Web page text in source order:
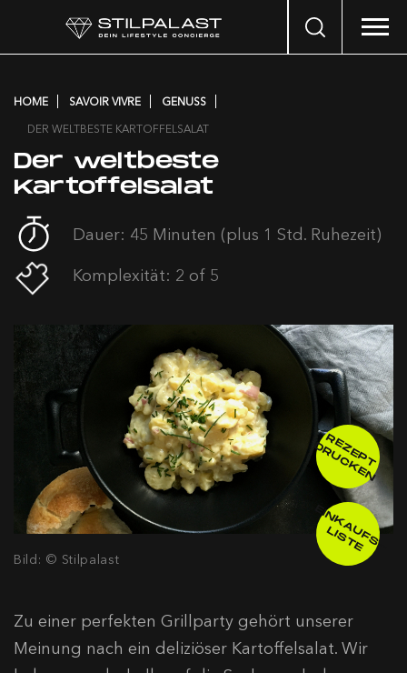
Search
HOME SAVOIR VIVRE
GENUSS
DER WELTBESTE KARTOFFELSALAT
Der weltbeste
Kartoffelsalat
Dauer: 45 Minuten (plus 1 Std. Ruhezeit)
Komplexität: 2 of 5
Bild: © Stilpalast
R
E
Z
E
P
T
D
R
U
C
K
E
N
E
IN
K
A
U
F
S
-
L
IS
T
E
Zu einer perfekten Grillparty gehört unserer
Meinung nach ein deliziöser Kartoffelsalat. Wir